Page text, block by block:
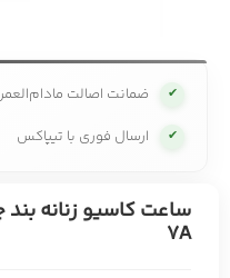
✔ ضمانت اصالت مادام‌العمر
✔ ارسال فوری با تیپاکس
7A